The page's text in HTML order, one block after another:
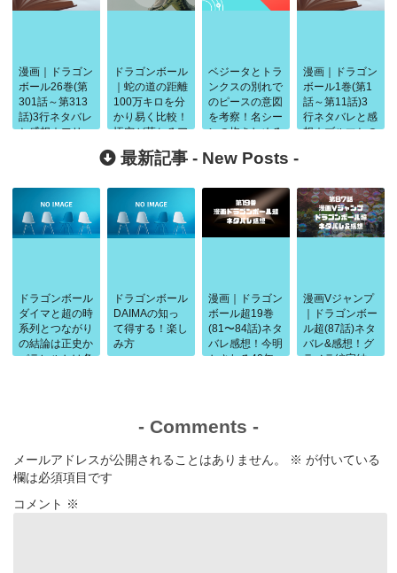
漫画｜ドラゴン
ボール26巻(第
301話～第313
話)3行ネタバレ
と感想｜フリー
ドラゴンボール
｜蛇の道の距離
100万キロを分
かり易く比較！
悟空が落ちるア
ニメは何話？
ベジータとトラ
ンクスの別れで
のピースの意図
を考察！名シー
ンの抱きしめる
る
漫画｜ドラゴン
ボール1巻(第1
話～第11話)3
行ネタバレと感
想｜ブルマとの
最新記事 - New Posts -
ドラゴンボール
ダイマと超の時
系列とつながり
の結論は正史か
パラレルかは条
ドラゴンボール
DAIMAの知っ
て得する！楽し
み方
漫画｜ドラゴン
ボール超19巻
(81〜84話)ネタ
バレ感想！今明
かされる40年
漫画Vジャンプ
｜ドラゴンボー
ル超(87話)ネタ
バレ&感想！グ
ラノラ編完結
- Comments -
メールアドレスが公開されることはありません。 ※ が付いている
欄は必須項目です
コメント ※